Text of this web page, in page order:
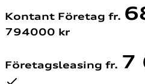
Kontant Företag fr.
794000
kr
Företagsleasing fr. 7